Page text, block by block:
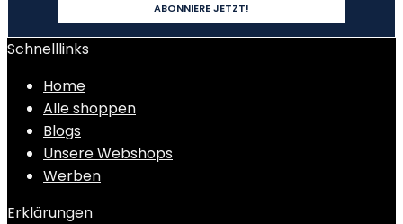
Schnelllinks
Home
Alle shoppen
Blogs
Unsere Webshops
Werben
Erklärungen